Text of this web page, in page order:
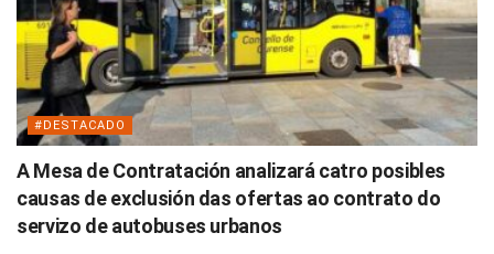
#DESTACADO
A Mesa de Contratación analizará catro posibles
causas de exclusión das ofertas ao contrato do
servizo de autobuses urbanos